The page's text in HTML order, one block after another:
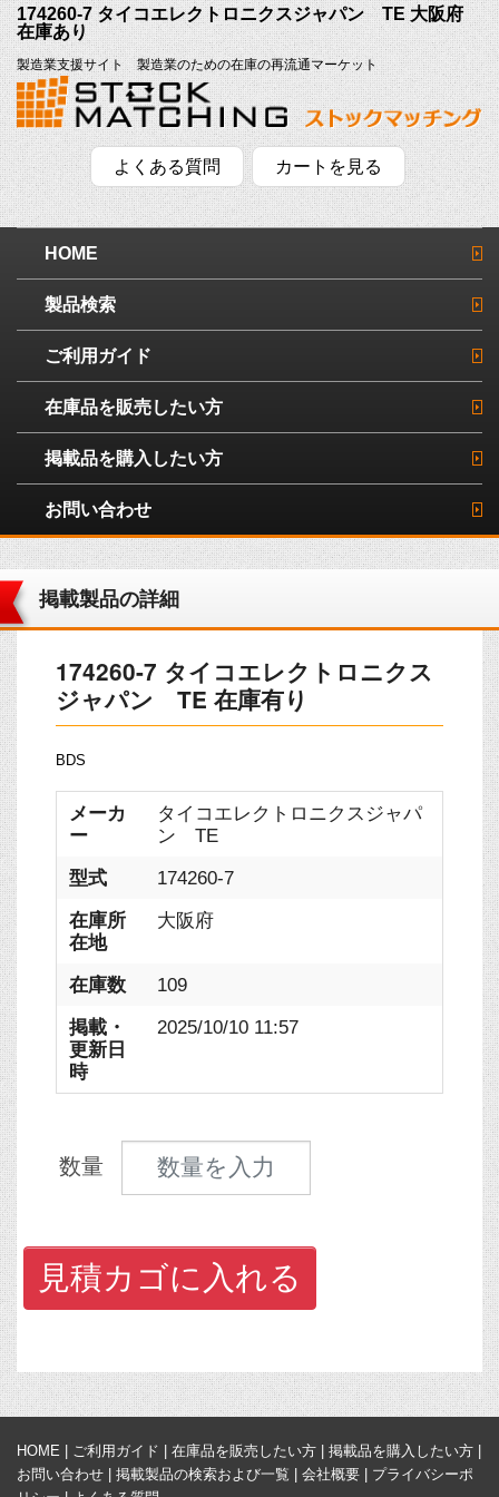
174260-7 タイコエレクトロニクスジャパン TE 大阪府
在庫あり
製造業支援サイト 製造業のための在庫の再流通マーケット
よくある質問 カートを見る
HOME
製品検索
ご利用ガイド
在庫品を販売したい方
掲載品を購入したい方
お問い合わせ
掲載製品の詳細
174260-7 タイコエレクトロニクス
ジャパン TE 在庫有り
BDS
メーカ
ー
タイコエレクトロニクスジャパ
ン TE
型式
174260-7
在庫所
在地
大阪府
在庫数
109
掲載・
更新日
時
2025/10/10 11:57
数量
見積数量
見積カゴに入れる
HOME | ご利用ガイド | 在庫品を販売したい方 | 掲載品を購入したい方 |
お問い合わせ | 掲載製品の検索および一覧 | 会社概要 | プライバシーポ